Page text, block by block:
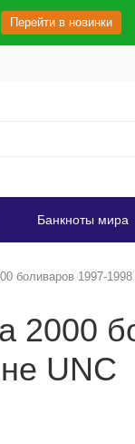
Перейти в новинки
Банкноты мира
боливаров 1997-
2000
UNC